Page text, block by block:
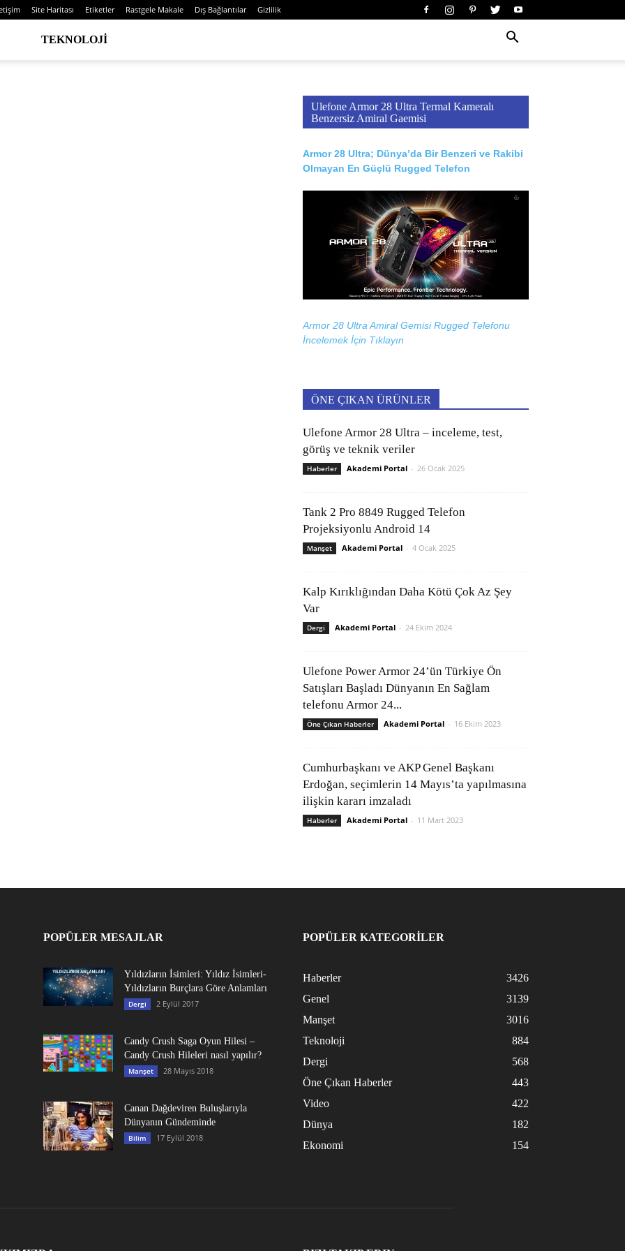
Site Haritası Etiketler Rastgele Makale Dış Bağlantılar Gizlilik
TEKNOLOJI
Ulefone Armor 28 Ultra Termal Kameralı
Benzersiz Amiral Gaemisi
Armor 28 Ultra; Dünya’da Bir Benzeri ve Rakibi
Olmayan En Güçlü Rugged Telefon
Armor 28 Ultra Amiral Gemisi Rugged Telefonu
İncelemek İçin Tıklayın
ÖNE ÇIKAN ÜRÜNLER
Ulefone Armor 28 Ultra – inceleme, test,
görüş ve teknik veriler
Haberler Akademi Portal - 26 Ocak 2025
Tank 2 Pro 8849 Rugged Telefon
Projeksiyonlu Android 14
Manşet Akademi Portal - 4 Ocak 2025
Kalp Kırıklığından Daha Kötü Çok Az Şey
Var
Dergi Akademi Portal - 24 Ekim 2024
Ulefone Power Armor 24’ün Türkiye Ön
Satışları Başladı Dünyanın En Sağlam
telefonu Armor 24...
Öne Çıkan Haberler Akademi Portal - 16 Ekim 2023
Cumhurbaşkanı ve AKP Genel Başkanı
Erdoğan, seçimlerin 14 Mayıs’ta yapılmasına
ilişkin kararı imzaladı
Haberler Akademi Portal - 11 Mart 2023
POPÜLER MESAJLAR
Yıldızların İsimleri: Yıldız İsimleri-
Yıldızların Burçlara Göre Anlamları
Dergi 2 Eylül 2017
Candy Crush Saga Oyun Hilesi –
Candy Crush Hileleri nasıl yapılır?
Manşet 28 Mayıs 2018
Canan Dağdeviren Buluşlarıyla
Dünyanın Gündeminde
Bilim 17 Eylül 2018
POPÜLER KATEGORİLER
Haberler
3426
Genel
3139
Manşet
3016
Teknoloji
884
Dergi
568
Öne Çıkan Haberler
443
Video
422
Dünya
182
Ekonomi
154